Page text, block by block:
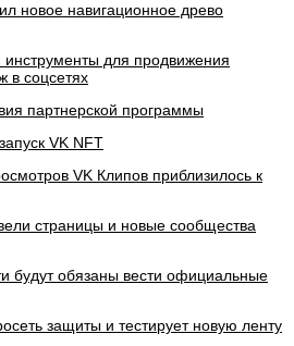
новое навигационное древо
для продвижения
в соцсетях
партнерской программы
VK NFT
VK Клипов приблизилось к
страницы и новые сообщества
будут обязаны вести официальные
защиты и тестирует новую ленту